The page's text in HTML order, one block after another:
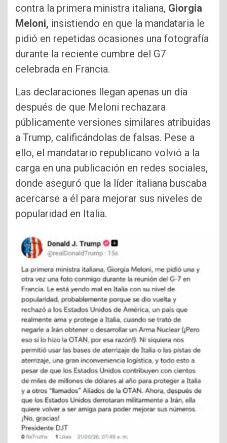
contra la primera ministra italiana, Giorgia
Meloni, insistiendo en que la mandataria le
pidió en repetidas ocasiones una fotografía
durante la reciente cumbre del G7
celebrada en Francia.
Las declaraciones llegan apenas un día
después de que Meloni rechazara
públicamente versiones similares atribuidas
a Trump, calificándolas de falsas. Pese a
ello, el mandatario republicano volvió a la
carga en una publicación en redes sociales,
donde aseguró que la líder italiana buscaba
acercarse a él para mejorar sus niveles de
popularidad en Italia.